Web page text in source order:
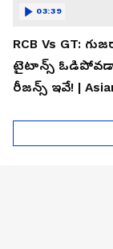
RCB Vs GT:
టైటాన్స్
రీజన్స్ ఇవే! |
03:39